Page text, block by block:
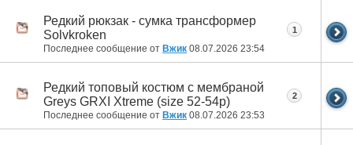
Редкий рюкзак - сумка трансформер
Solvkroken
Последнее сообщение от Вжик 08.07.2026 23:54
1
Редкий топовый костюм с мембраной
Greys GRXI Xtreme (size 52-54р)
Последнее сообщение от Вжик 08.07.2026 23:53
2